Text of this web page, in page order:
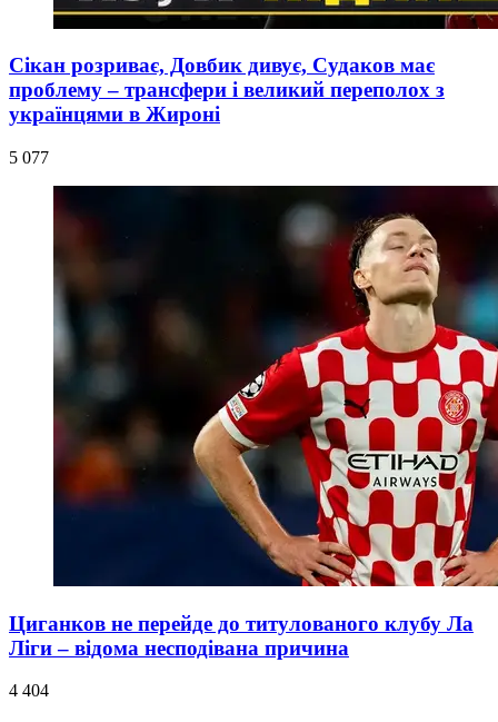
Сікан розриває, Довбик дивує, Судаков має
проблему – трансфери і великий переполох з
українцями в Жироні
5 077
Циганков не перейде до титулованого клубу Ла
Ліги – відома несподівана причина
4 404